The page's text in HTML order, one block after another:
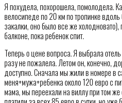
Я похудела, похорошела, помолодела.
велосипеде по 20 км по тропинке
закалки, оно было все же холодновато),
балконе, пока ребенок спит.
Теперь о цене вопроса. Я выбрала
разу не пожалела. Летом он, конечно,
доступно. Сначала мы жили в номере в
меня+мужа+ребенка около 120 евро с
мама, мы переехали на виллу при том же